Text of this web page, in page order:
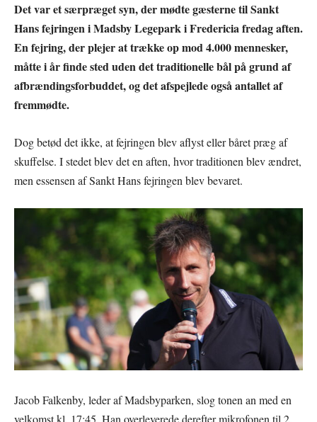
Det var et særpræget syn, der mødte gæsterne til Sankt
Hans fejringen i Madsby Legepark i Fredericia fredag aften.
En fejring, der plejer at trække op mod 4.000 mennesker,
måtte i år finde sted uden det traditionelle bål på grund af
afbrændingsforbuddet, og det afspejlede også antallet af
fremmødte.
Dog betød det ikke, at fejringen blev aflyst eller båret præg af
skuffelse. I stedet blev det en aften, hvor traditionen blev ændret,
men essensen af Sankt Hans fejringen blev bevaret.
Jacob Falkenby, leder af Madsbyparken, slog tonen an med en